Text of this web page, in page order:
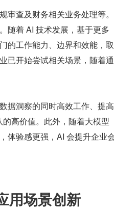
查及财务相关业务处理等。
随着 AI 技术发展，基于更多
的工作能力、边界和效能，取
已开始尝试相关场景，随着通
据洞察的同时高效工作、提高
高价值。此外，随着大模型
体验感更强，AI 会提升企业
用场景创新